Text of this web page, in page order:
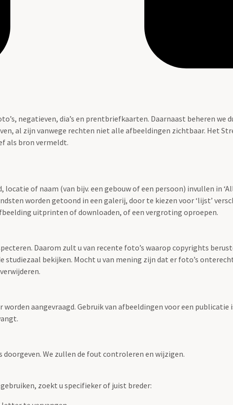
negatieven, dia’s en prentbriefkaarten. Daarnaast beheren we
al zijn vanwege rechten niet alle afbeeldingen zichtbaar. Het
als bron vermeldt.
of naam (van bijv. een gebouw of een persoon) invullen in
worden getoond in een galerij, door te kiezen voor ‘lijst’
uitprinten of downloaden, of een vergroting oproepen.
Daarom zult u van recente foto’s waarop copyrights
bekijken. Mocht u van mening zijn dat er foto’s
aangevraagd. Gebruik van afbeeldingen voor een publicatie
We zullen de fout controleren en wijzigen.
zoekt u specifieker of juist breder: